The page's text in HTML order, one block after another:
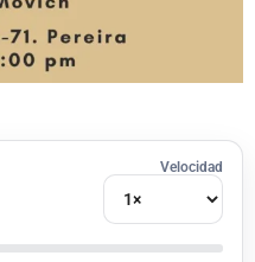
Velocidad